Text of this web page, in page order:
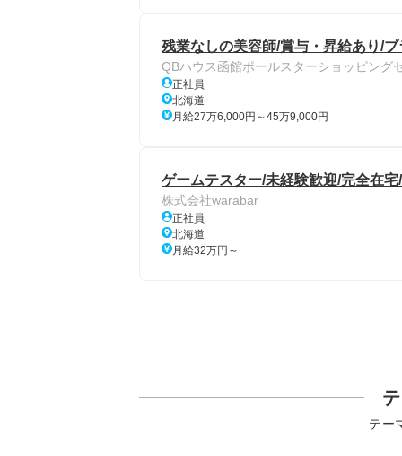
残業なしの美容師/賞与・昇給あり/
QBハウス函館ポールスターショッピング
正社員
北海道
月給27万6,000円～45万9,000円
ゲームテスター/未経験歓迎/完全在
株式会社warabar
正社員
北海道
月給32万円～
テー